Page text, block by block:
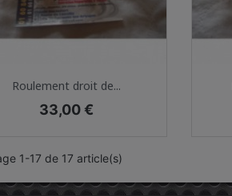
 Aperçu rapide
Roulement droit de...
Prix
33,00 €
1-17 de 17 article(s)